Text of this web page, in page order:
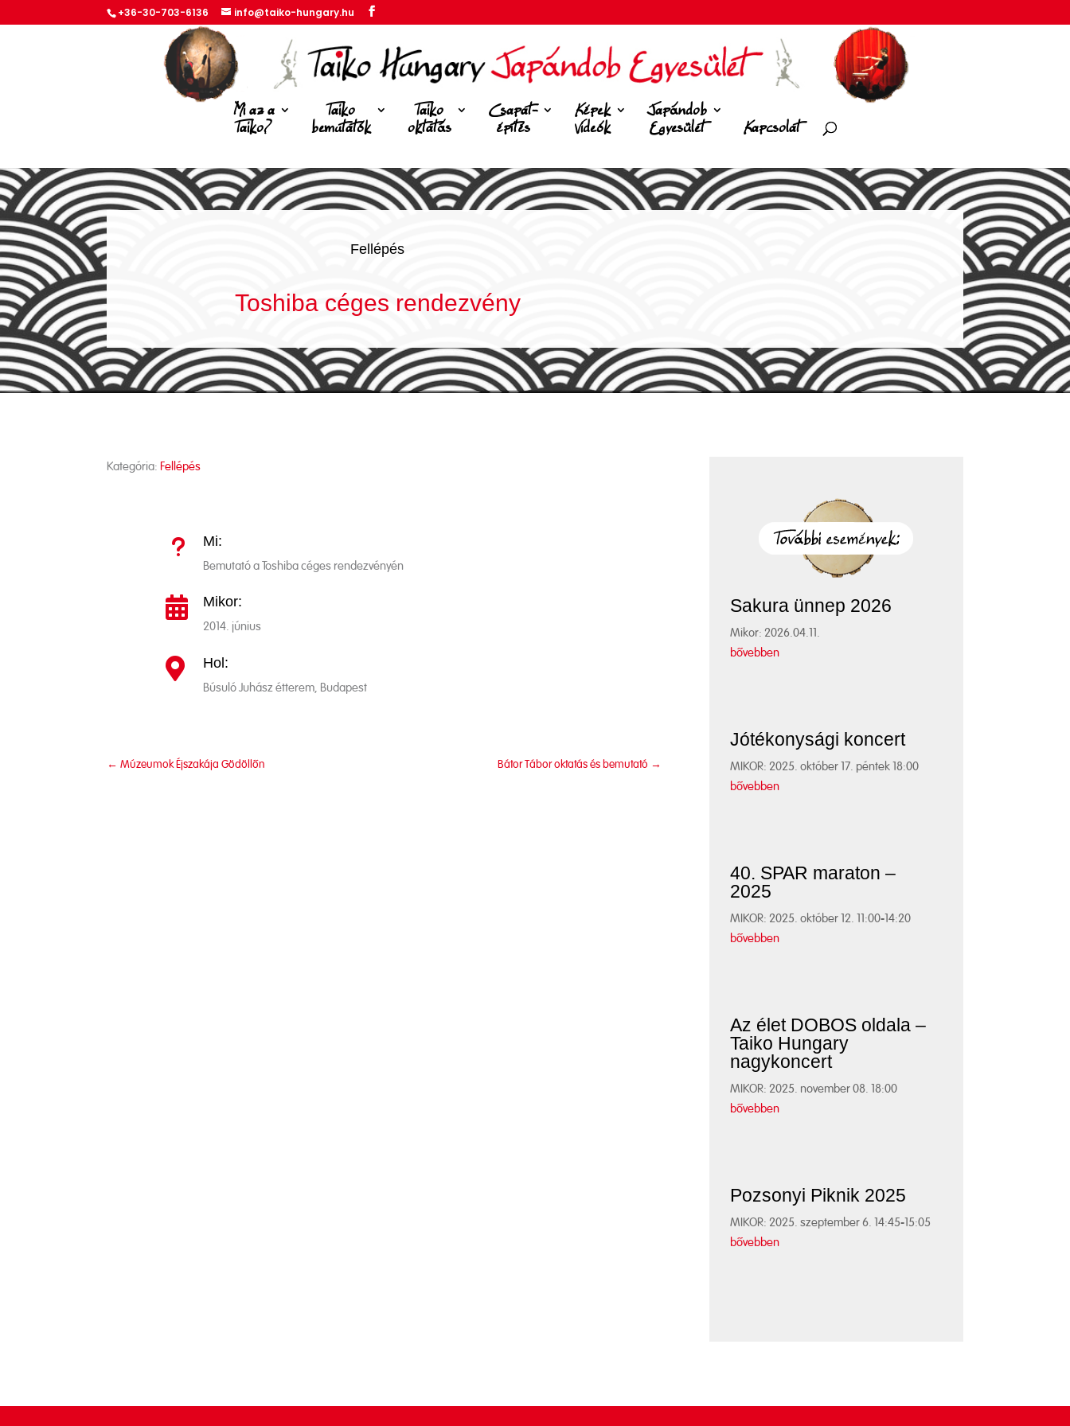
+36-30-703-6136 info@taiko-hungary.hu
Mi az a
Taiko?
Taiko
bemutatók
Taiko
oktatás
Csapat-
építés
Képek
Videók
Japándob
Egyesület
Kapcsolat
Fellépés
Toshiba céges rendezvény
Kategória: Fellépés
u Mi:
Bemutató a Toshiba céges rendezvényén
 Mikor:
2014. június
 Hol:
Búsuló Juhász étterem, Budapest
←Múzeumok Éjszakája Gödöllőn Bátor Tábor oktatás és bemutató →
Sakura ünnep 2026
Mikor: 2026.04.11.
bővebben
Jótékonysági koncert
MIKOR: 2025. október 17. péntek 18:00
bővebben
40. SPAR maraton –
2025
MIKOR: 2025. október 12. 11:00-14:20
bővebben
Az élet DOBOS oldala –
Taiko Hungary
nagykoncert
MIKOR: 2025. november 08. 18:00
bővebben
Pozsonyi Piknik 2025
MIKOR: 2025. szeptember 6. 14:45-15:05
bővebben